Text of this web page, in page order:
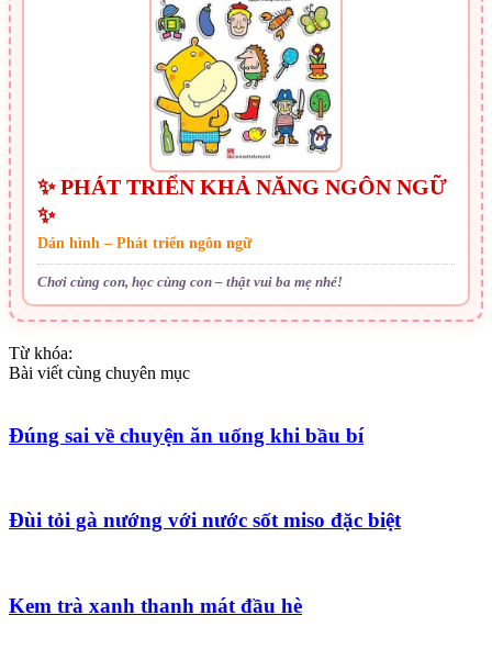
✨ PHÁT TRIỂN KHẢ NĂNG NGÔN NGỮ
✨
Dán hình – Phát triển ngôn ngữ
Chơi cùng con, học cùng con – thật vui ba mẹ nhé!
Từ khóa:
Bài viết cùng chuyên mục
Đúng sai về chuyện ăn uống khi bầu bí
Đùi tỏi gà nướng với nước sốt miso đặc biệt
Kem trà xanh thanh mát đầu hè